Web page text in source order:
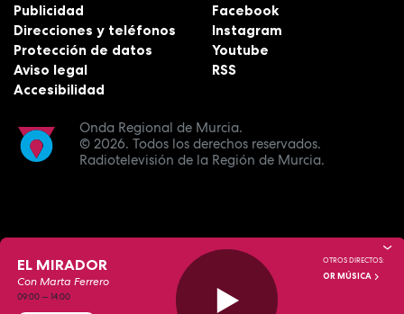
Onda Regional de Murcia.
© 2026. Todos los derechos reservados.
Radiotelevisión de la Región de Murcia.
Publicidad
Direcciones y teléfonos
Protección de datos
Aviso legal
Accesibilidad
Facebook
Instagram
Youtube
RSS
EL MIRADOR
Con Marta Ferrero
09:00—14:00
OTROS DIRECTOS:
OR MÚSICA